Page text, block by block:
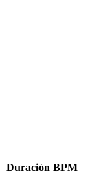
Duración BPM